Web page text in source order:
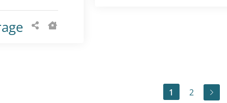
1 2